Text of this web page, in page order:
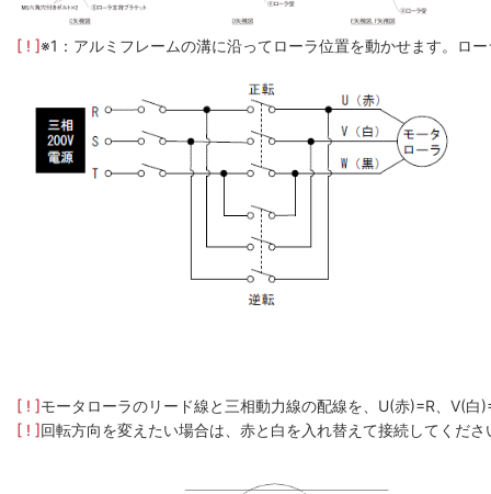
[ ! ]※1：アルミフレームの溝に沿ってローラ位置を動かせます。ロ
[ ! ]モータローラのリード線と三相動力線の配線を、U(赤)=R、V(
[ ! ]回転方向を変えたい場合は、赤と白を入れ替えて接続してくださ